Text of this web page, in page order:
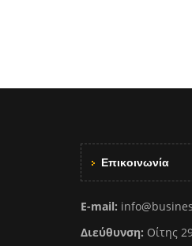
Επικοινωνία
E-mail:
Διεύθυνση: Οίτης